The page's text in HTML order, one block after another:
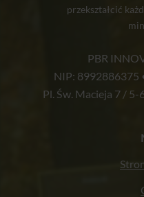
przekształcić
PBR
NIP: 8992886375
Pl. Św. Macieja 7 /